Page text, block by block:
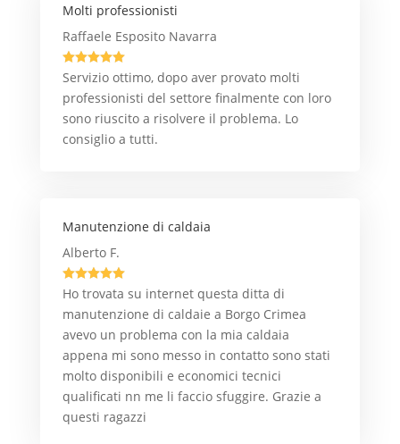
Molti professionisti
Raffaele Esposito Navarra

Servizio ottimo, dopo aver provato molti
professionisti del settore finalmente con loro
sono riuscito a risolvere il problema. Lo
consiglio a tutti.
Manutenzione di caldaia
Alberto F.

Ho trovata su internet questa ditta di
manutenzione di caldaie a Borgo Crimea
avevo un problema con la mia caldaia
appena mi sono messo in contatto sono stati
molto disponibili e economici tecnici
qualificati nn me li faccio sfuggire. Grazie a
questi ragazzi